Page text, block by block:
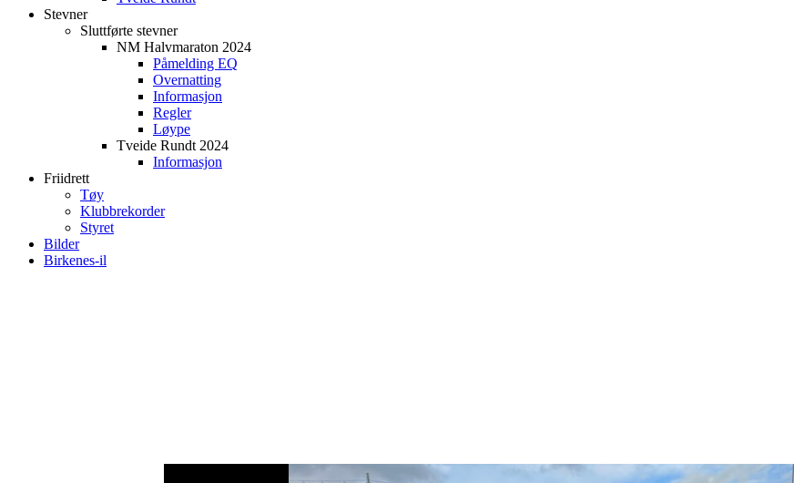
Stevner
Sluttførte stevner
NM Halvmaraton 2024
Påmelding EQ
Overnatting
Informasjon
Regler
Løype
Tveide Rundt 2024
Informasjon
Friidrett
Tøy
Klubbrekorder
Styret
Bilder
Birkenes-il